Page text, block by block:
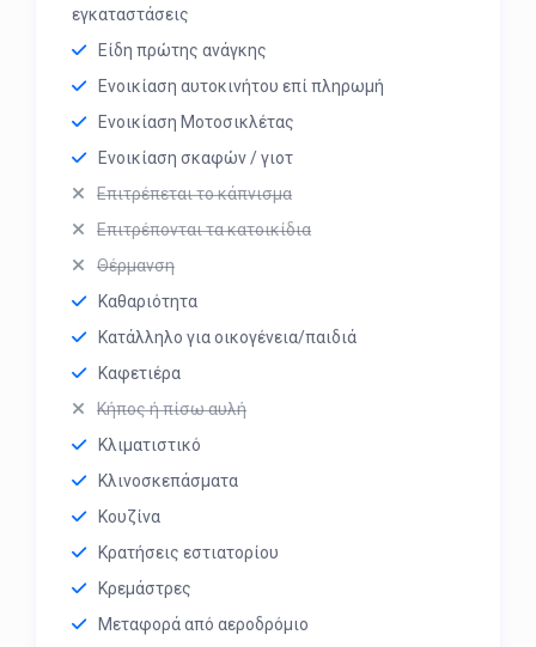
εγκαταστάσεις
Είδη πρώτης ανάγκης
Ενοικίαση αυτοκινήτου επί πληρωμή
Ενοικίαση Μοτοσικλέτας
Ενοικίαση σκαφών / γιοτ
Επιτρέπεται το κάπνισμα
Επιτρέπονται τα κατοικίδια
Θέρμανση
Καθαριότητα
Κατάλληλο για οικογένεια/παιδιά
Καφετιέρα
Κήπος ή πίσω αυλή
Κλιματιστικό
Κλινοσκεπάσματα
Κουζίνα
Κρατήσεις εστιατορίου
Κρεμάστρες
Μεταφορά από αεροδρόμιο